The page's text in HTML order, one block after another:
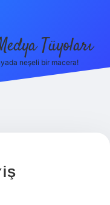
Tüyoları
neşeli bir macera!